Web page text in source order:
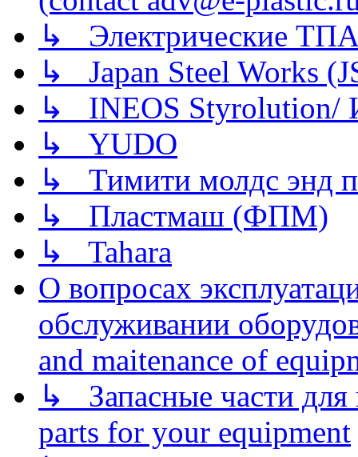
↳ Электрические
↳ Japan Steel Works
↳ INEOS
↳ YUDO
↳ Тимити молдс энд
↳ Пластмаш (ФПМ)
↳ Tahara
О вопросах
обслуживании
and maitenance of
↳ Запасные части для
parts for your equipment